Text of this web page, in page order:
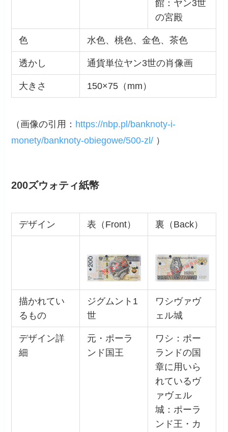
館：ヤン3世
の宮殿
色 水色、桃色、金色、茶色
透かし 通貨単位ヤン3世の肖像画
大きさ 150×75（mm）
（画像の引用： https://nbp.pl/banknoty-i-
monety/banknoty-obiegowe/500-zl/ ）
200ズウォティ紙幣
デザイン 表（Front） 裏（Back）
描かれてい
るもの
ジグムント1
世
ワシヴァヴ
ェル城
デザイン詳
細
元・ポーラ
ンド国王
ワシ：ポー
ランドの国
章に用いら
れているヴ
ァヴェル
城：ポーラ
ンド王・カ